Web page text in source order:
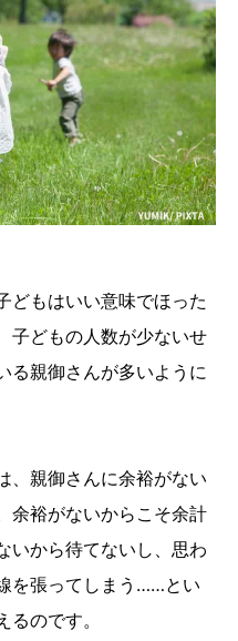
どもはいい意味でほった
子どもの人数が少ないせ
る親御さんが多いように
、親御さんに余裕がない
余裕がないからこそ余計
いから待てないし、思わ
を張ってしまう……とい
のです。